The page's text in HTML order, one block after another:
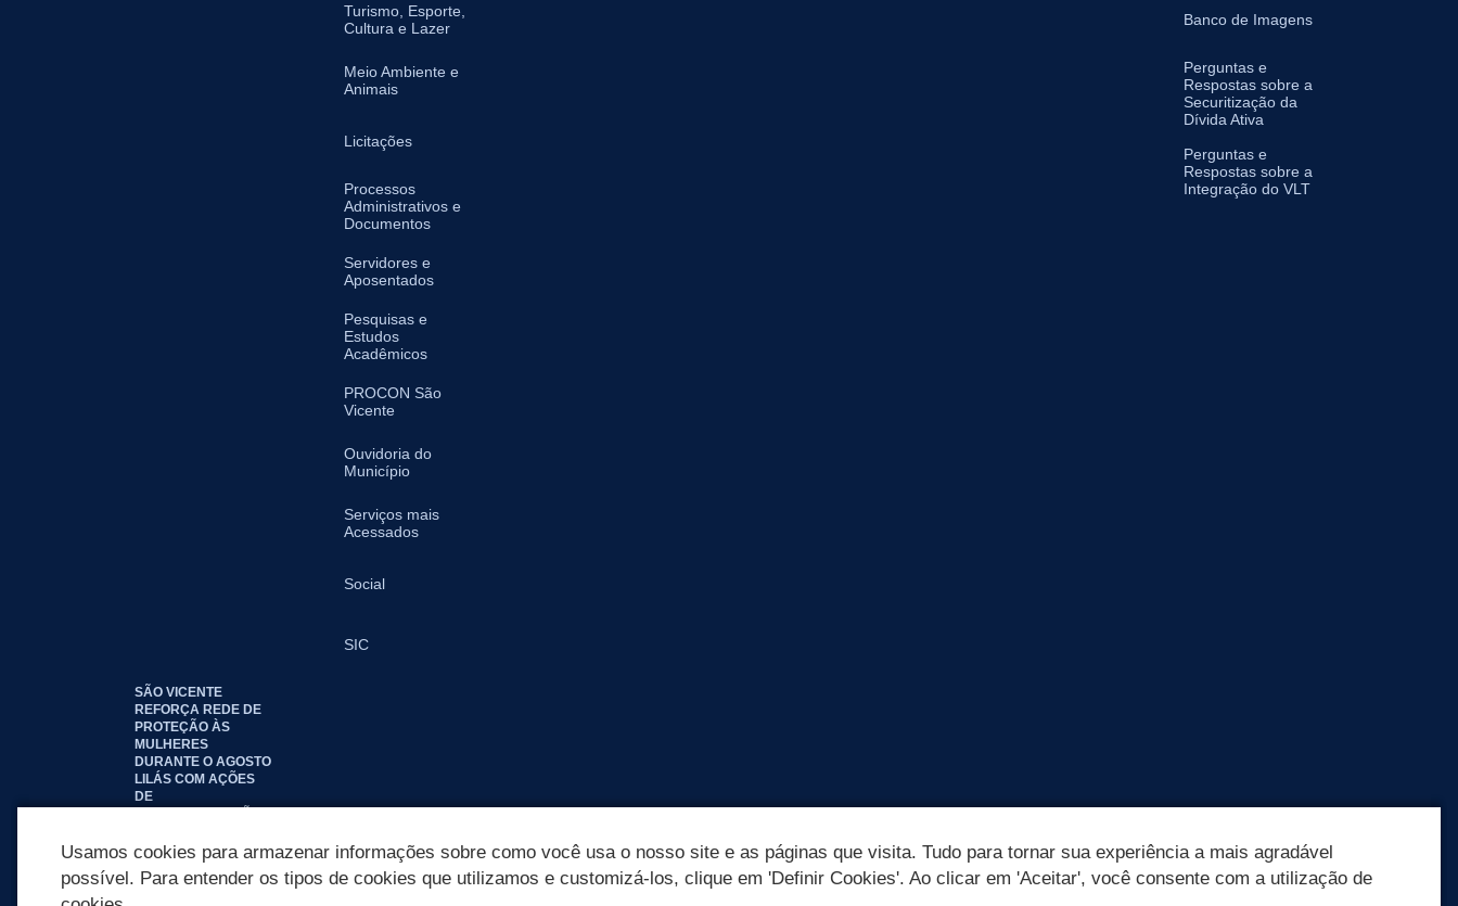
Turismo, Esporte,
Cultura e Lazer
Meio Ambiente e
Animais
Licitações
Processos
Administrativos e
Documentos
Servidores e
Aposentados
Pesquisas e
Estudos
Acadêmicos
PROCON São
Vicente
Ouvidoria do
Município
Serviços mais
Acessados
Social
SIC
Banco de Imagens
Perguntas e
Respostas sobre a
Securitização da
Dívida Ativa
Perguntas e
Respostas sobre a
Integração do VLT
SÃO VICENTE
REFORÇA REDE DE
PROTEÇÃO ÀS
MULHERES
DURANTE O AGOSTO
LILÁS COM AÇÕES
DE
Usamos cookies para armazenar informações sobre como você usa o nosso site e as páginas que visita. Tudo para tornar sua experiência a mais agradável
possível. Para entender os tipos de cookies que utilizamos e customizá-los, clique em 'Definir Cookies'. Ao clicar em 'Aceitar', você consente com a utilização de